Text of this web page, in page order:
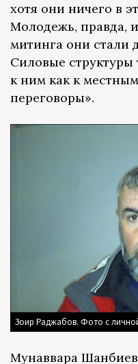
хотя они ничего в
Молодежь, правда,
митинга они стали
Силовые структуры
к ним как к
переговоры».
Зоир Раджабов. Фото с
Мунаввара